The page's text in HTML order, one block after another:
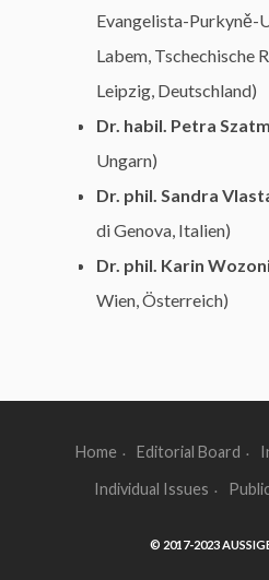
Evangelista-Purkyně-
Labem, Tschechische
Leipzig, Deutschland)
Dr. habil. Petra
Ungarn)
Dr. phil. Sandra
di Genova, Italien)
Dr. phil. Karin
Wien, Österreich)
Home Editorial Board
Individual Issues
© 2017-2023